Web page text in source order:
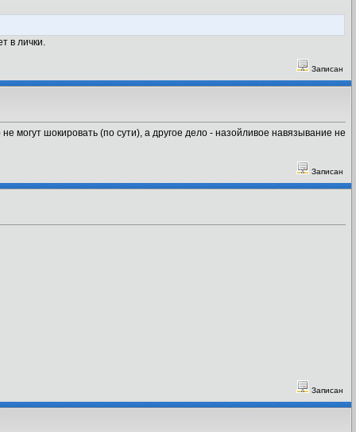
в лички.
Записан
могут шокировать (по сути), а другое дело - назойливое навязывание не
Записан
Записан